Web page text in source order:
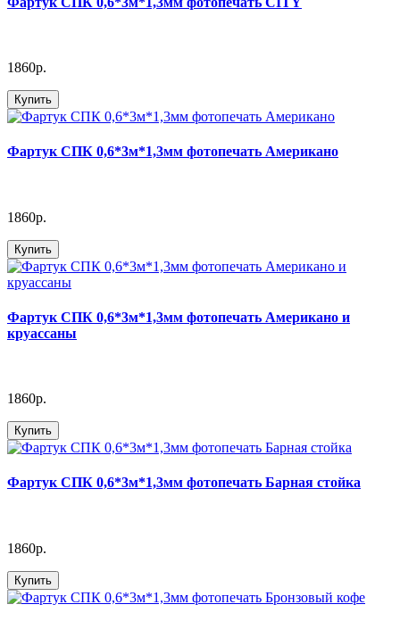
1860р.
Купить
Фартук СПК 0,6*3м*1,3мм фотопечать Американо
1860р.
Купить
Фартук СПК 0,6*3м*1,3мм фотопечать Американо и
круассаны
1860р.
Купить
Фартук СПК 0,6*3м*1,3мм фотопечать Барная стойка
1860р.
Купить